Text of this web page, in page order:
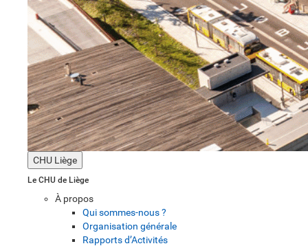
CHU Liège
Le CHU de Liège
À propos
Qui sommes-nous ?
Organisation générale
Rapports d’Activités